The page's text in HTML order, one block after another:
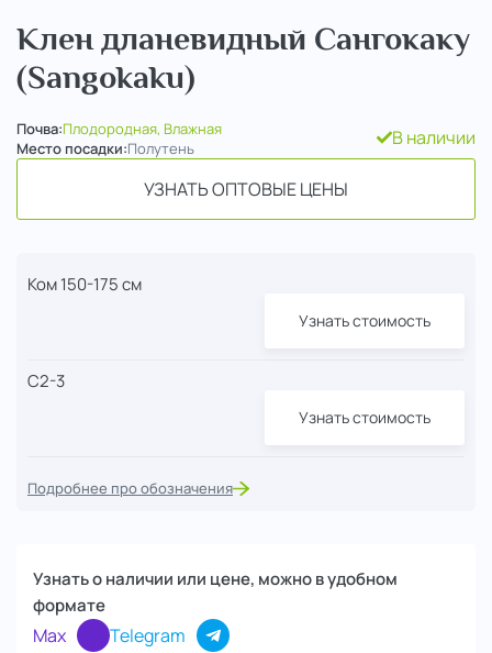
Клен дланевидный Сангокаку
(Sangokaku)
Почва:Плодородная, Влажная
Место посадки:Полутень В наличии
УЗНАТЬ ОПТОВЫЕ ЦЕНЫ
Ком 150-175 см
Узнать стоимость
С2-3
Узнать стоимость
Подробнее про обозначения
Узнать о наличии или цене, можно в удобном
формате
Max Telegram